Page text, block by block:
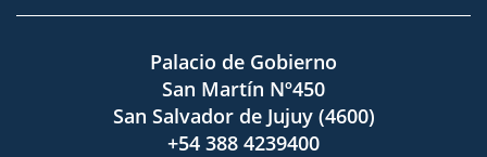
Palacio de Gobierno
San Martín Nº450
San Salvador de Jujuy (4600)
+54 388 4239400